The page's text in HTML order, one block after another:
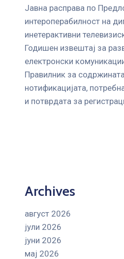
Јавна расправа по
интероперабилност на
инетерактивни
Годишен извештај за
електронски
Правилник за
нотификацијата,
и потврдата за
Archives
август 2026
јули 2026
јуни 2026
мај 2026